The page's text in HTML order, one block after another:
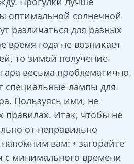
оптимальной солнечной
различаться для разных
время года не возникает
то зимой получение
весьма проблематично.
лампы для
Пользуясь ими, не
правилах. Итак, чтобы не
от неправильно
вам: • загорайте
с минимального времени